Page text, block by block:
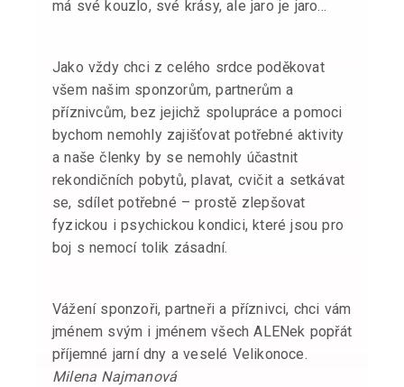
má své kouzlo, své krásy, ale jaro je jaro…
Jako vždy chci z celého srdce poděkovat
všem našim sponzorům, partnerům a
příznivcům, bez jejichž spolupráce a pomoci
bychom nemohly zajišťovat potřebné aktivity
a naše členky by se nemohly účastnit
rekondičních pobytů, plavat, cvičit a setkávat
se, sdílet potřebné – prostě zlepšovat
fyzickou i psychickou kondici, které jsou pro
boj s nemocí tolik zásadní.
Vážení sponzoři, partneři a příznivci, chci vám
jménem svým i jménem všech ALENek popřát
příjemné jarní dny a veselé Velikonoce.
Milena Najmanová